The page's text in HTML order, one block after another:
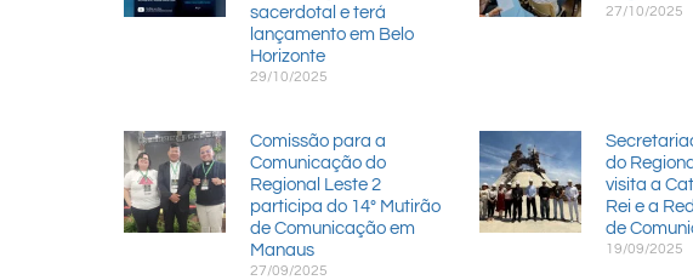
sacerdotal e terá
lançamento em Belo
Horizonte
29/10/2025
27/10/2025
Comissão para a
Comunicação do
Regional Leste 2
participa do 14° Mutirão
de Comunicação em
Manaus
27/09/2025
do
visita a
Rei e a
de
19/09/2025